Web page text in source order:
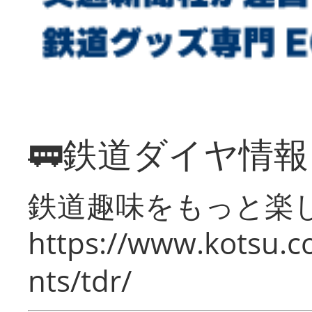
🚃鉄道ダイヤ情
鉄道趣味をもっと楽
https://
nts/tdr/